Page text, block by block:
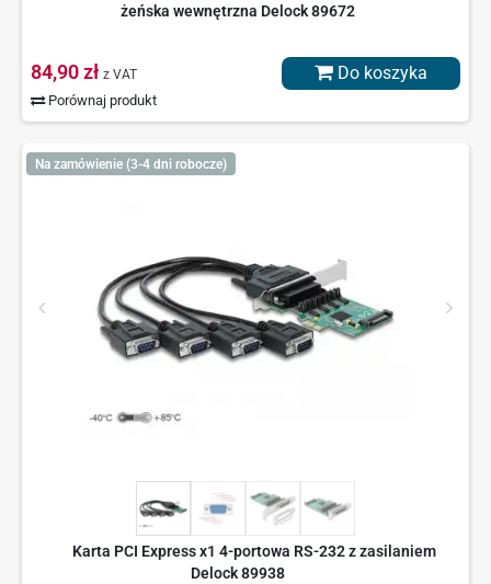
żeńska wewnętrzna Delock 89672
84,90 zł z VAT
Porównaj produkt
Do koszyka
Na zamówienie (3-4 dni robocze)
Karta PCI Express x1 4-portowa RS-232 z zasilaniem
Delock 89938